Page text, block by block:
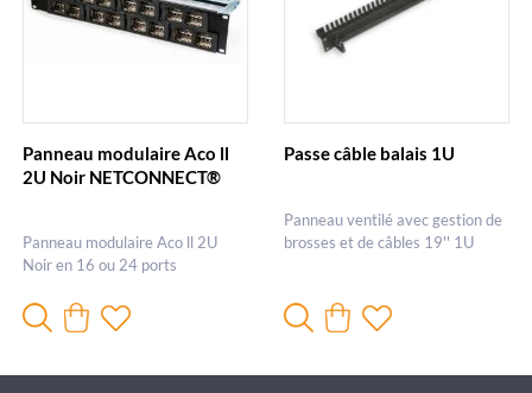
Panneau modulaire Aco ll
2U Noir NETCONNECT®
Panneau modulaire Aco ll 2U
Noir en 16 ou 24 ports
Passe câble balais 1U
Panneau ventilé avec gestion de
brosses et de câbles 19'' 1U